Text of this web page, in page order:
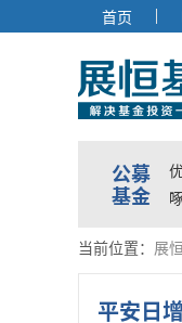
首页
公募
基金
当前位置： 展
平安日